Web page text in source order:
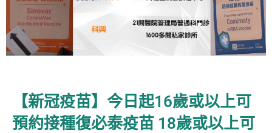
【新冠疫苗】今日起16歲或以上可
預約接種復必泰疫苗 18歲或以上可